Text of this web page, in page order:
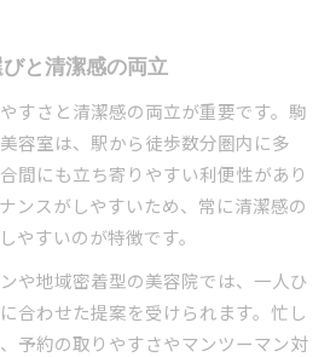
と清潔感の両立
すさと清潔感の両立が重要です。駒
容室は、駅から徒歩数分圏内に多
間にも立ち寄りやすい利便性があり
ンスがしやすいため、常に清潔感の
やすいのが特徴です。
や地域密着型の美容院では、一人ひ
合わせた提案を受けられます。忙し
予約の取りやすさやマンツーマン対